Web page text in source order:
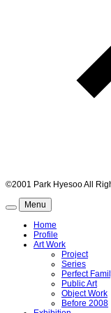
©2001 Park Hyesoo All
Menu
Home
Profile
Art Work
Project
Series
Perfect
Public Art
Object Work
Before 2008